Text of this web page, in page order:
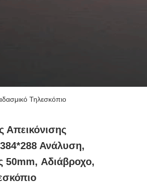
Τηλεσκόπιο
Απεικόνισης
Ανάλυση,
50mm, Αδιάβροχο,